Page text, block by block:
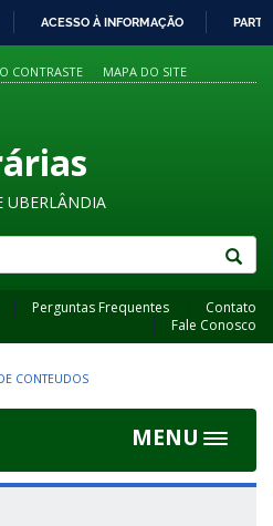
PARA
O
ACESSO À INFORMAÇÃO
CONTRASTE MAPA DO SITE
UBERLÂNDIA
Perguntas Frequentes
Contato
Fale Conosco
CONTEUDOS
MENU
Toggle